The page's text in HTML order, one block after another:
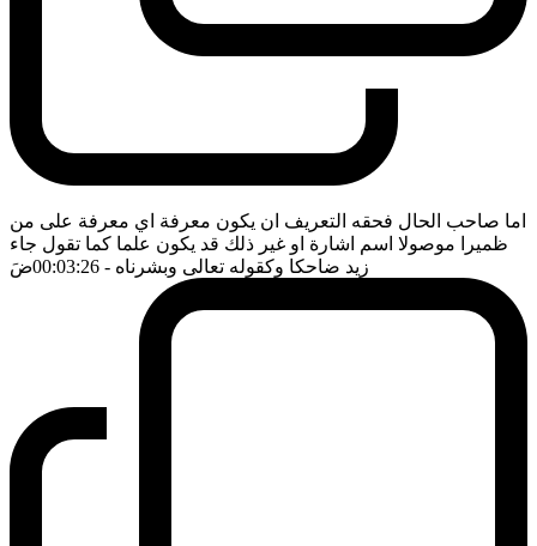
اما صاحب الحال فحقه التعريف ان يكون معرفة اي معرفة على من
ظميرا موصولا اسم اشارة او غير ذلك قد يكون علما كما تقول جاء
زيد ضاحكا وكقوله تعالى وبشرناه - 00:03:26 ضَ